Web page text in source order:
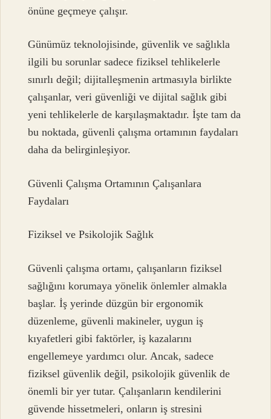
önüne geçmeye çalışır.
Günümüz teknolojisinde, güvenlik ve sağlıkla
ilgili bu sorunlar sadece fiziksel tehlikelerle
sınırlı değil; dijitalleşmenin artmasıyla birlikte
çalışanlar, veri güvenliği ve dijital sağlık gibi
yeni tehlikelerle de karşılaşmaktadır. İşte tam da
bu noktada, güvenli çalışma ortamının faydaları
daha da belirginleşiyor.
Güvenli Çalışma Ortamının Çalışanlara
Faydaları
Fiziksel ve Psikolojik Sağlık
Güvenli çalışma ortamı, çalışanların fiziksel
sağlığını korumaya yönelik önlemler almakla
başlar. İş yerinde düzgün bir ergonomik
düzenleme, güvenli makineler, uygun iş
kıyafetleri gibi faktörler, iş kazalarını
engellemeye yardımcı olur. Ancak, sadece
fiziksel güvenlik değil, psikolojik güvenlik de
önemli bir yer tutar. Çalışanların kendilerini
güvende hissetmeleri, onların iş stresini